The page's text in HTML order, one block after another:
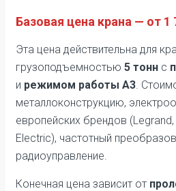
Базовая цена крана — от 1
Эта цена действительна для
грузоподъемностью 5 тонн с
и режимом работы А3 .
металлоконструкцию,
европейских брендов
Electric), частотный
радиоуправление.
Конечная цена зависит от